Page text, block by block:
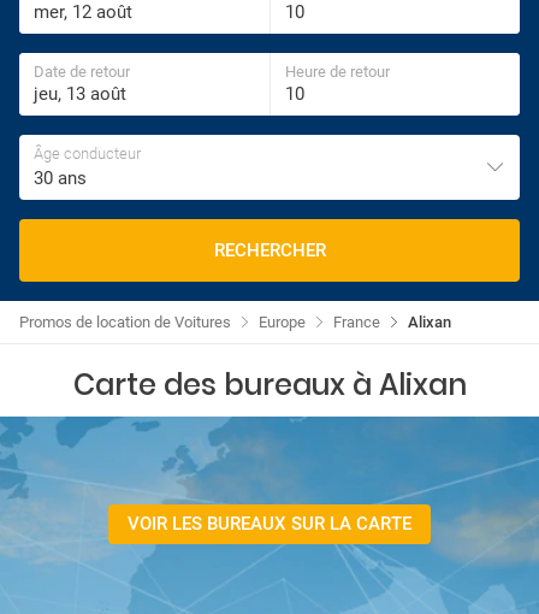
Date de retour Heure de retour
Âge conducteur
30 ans
RECHERCHER
Alixan
France
Europe
Promos de location de Voitures
Carte des bureaux à Alixan
VOIR LES BUREAUX SUR LA CARTE